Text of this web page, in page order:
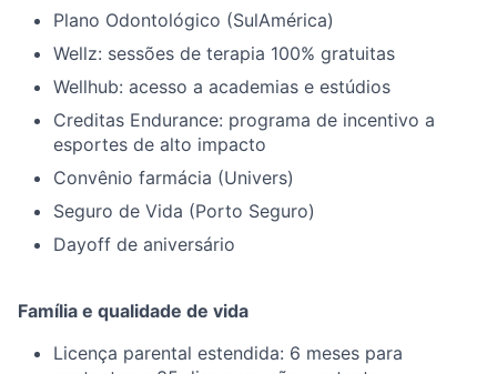
Plano Odontológico (SulAmérica)
Wellz: sessões de terapia 100% gratuitas
Wellhub: acesso a academias e estúdios
Creditas Endurance: programa de incentivo a
esportes de alto impacto
Convênio farmácia (Univers)
Seguro de Vida (Porto Seguro)
Dayoff de aniversário
Família e qualidade de vida
Licença parental estendida: 6 meses para